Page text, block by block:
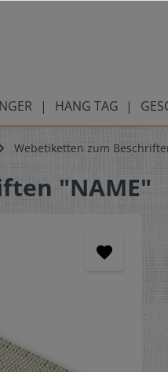
HANG TAG
Webetiketten zum
"NAME"